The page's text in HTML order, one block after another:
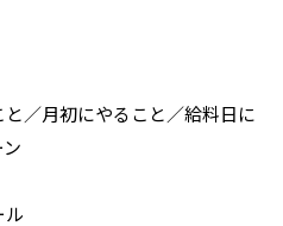
／月初にやること／給料日に
ル